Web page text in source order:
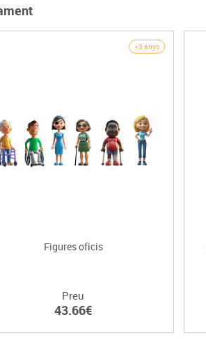
+3 anys
Figures oficis
Preu
43.66€